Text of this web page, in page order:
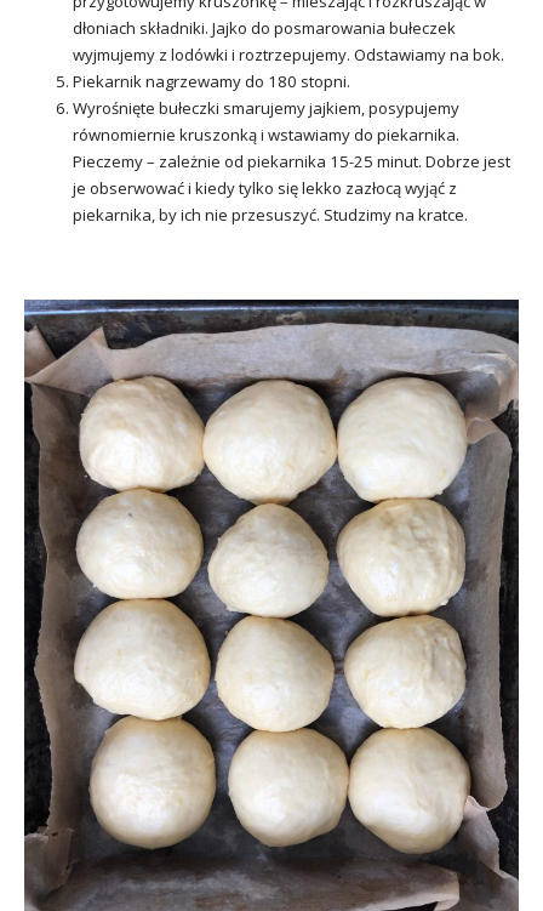
dłoniach składniki. Jajko do posmarowania bułeczek
wyjmujemy z lodówki i roztrzepujemy. Odstawiamy na bok.
Piekarnik nagrzewamy do 180 stopni.
Wyrośnięte bułeczki smarujemy jajkiem, posypujemy
równomiernie kruszonką i wstawiamy do piekarnika.
Pieczemy – zależnie od piekarnika 15-25 minut. Dobrze jest
je obserwować i kiedy tylko się lekko zazłocą wyjąć z
piekarnika, by ich nie przesuszyć. Studzimy na kratce.